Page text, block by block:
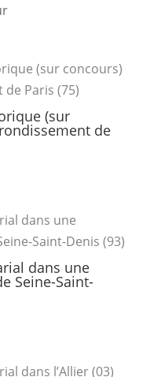
(sur
de
dans une
Seine-Saint-